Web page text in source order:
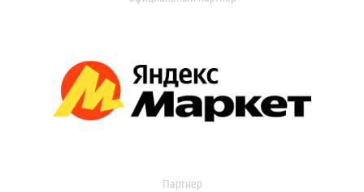
Партнер